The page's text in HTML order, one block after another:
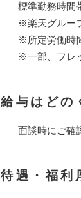
標準勤務時間
※楽天グルー
※所定労働時
※一部、フレ
給与はどの
面談時にご確
待遇・福利